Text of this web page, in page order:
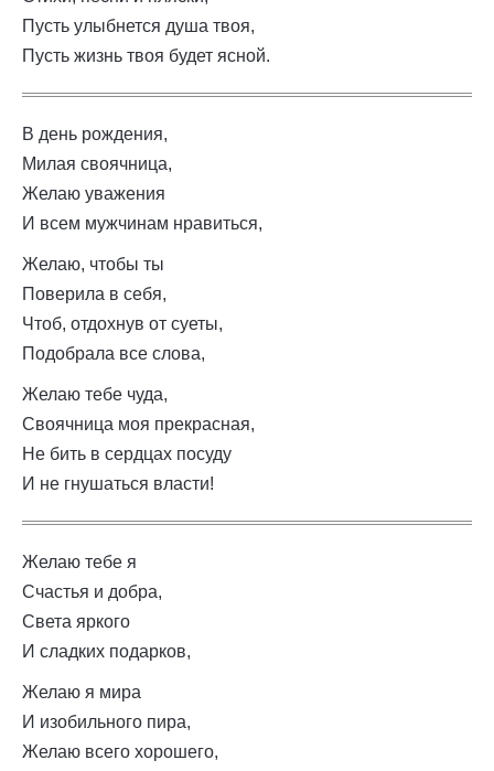
Пусть улыбнется душа твоя,
Пусть жизнь твоя будет ясной.
В день рождения,
Милая своячница,
Желаю уважения
И всем мужчинам нравиться,
Желаю, чтобы ты
Поверила в себя,
Чтоб, отдохнув от суеты,
Подобрала все слова,
Желаю тебе чуда,
Своячница моя прекрасная,
Не бить в сердцах посуду
И не гнушаться власти!
Желаю тебе я
Счастья и добра,
Света яркого
И сладких подарков,
Желаю я мира
И изобильного пира,
Желаю всего хорошего,